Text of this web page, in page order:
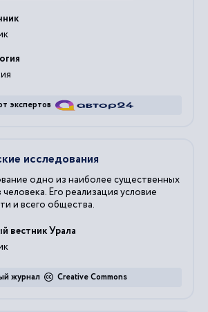
экспертов
исследования
одно из наиболее существенных
Его реализация условие
и всего общества.
вестник Урала
Creative Commons
журнал